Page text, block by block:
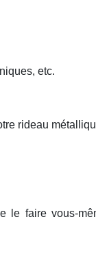
etc.
rideau
le faire vous-